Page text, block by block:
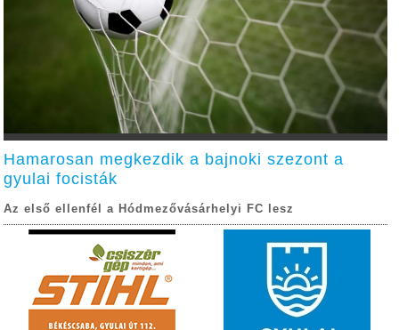
Hamarosan megkezdik a bajnoki szezont a
gyulai focisták
Az első ellenfél a Hódmezővásárhelyi FC lesz